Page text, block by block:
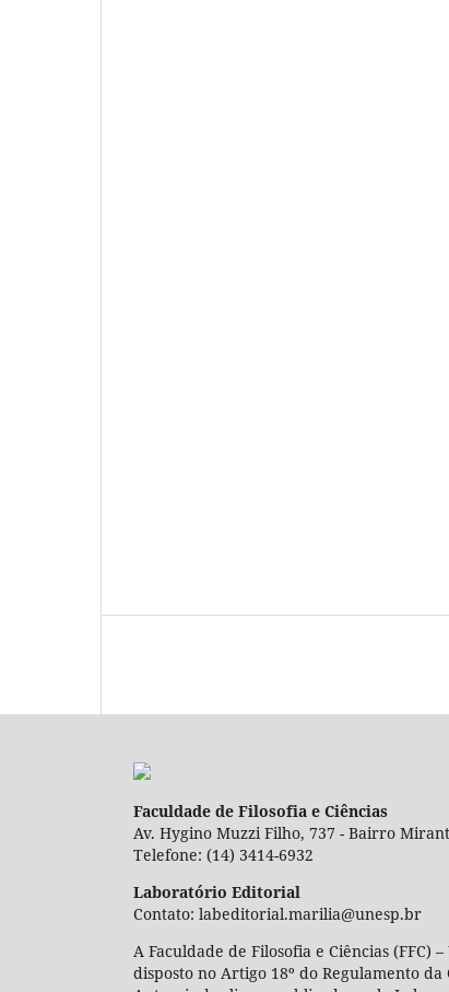
Faculdade de Filosofia e Ciências
Av. Hygino Muzzi Filho, 737 - Bairro
Telefone: (14) 3414-6932
Laboratório Editorial
Contato: labeditorial.marilia@unesp.br
A Faculdade de Filosofia e Ciências (FFC)
disposto no Artigo 18º do Regulamento da